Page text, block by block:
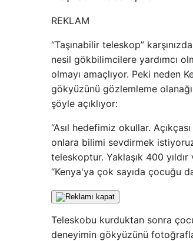
REKLAM
“Taşınabilir teleskop”
nesil gökbilimcilere yardımcı
olmayı amaçlıyor. Peki neden
gökyüzünü gözlemleme
şöyle açıklıyor:
“Asıl hedefimiz okullar.
onlara bilimi sevdirmek
teleskoptur. Yaklaşık 400
“Kenya'ya çok sayıda çocuğu
Teleskobu kurduktan sonra
deneyimin gökyüzünü